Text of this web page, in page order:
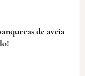
de aveia